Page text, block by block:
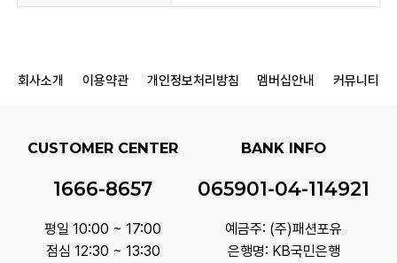
회사소개 이용약관 개인정보처리방침 멤버십안내 커뮤니티
CUSTOMER CENTER
1666-8657
평일 10:00 ~ 17:00
점심 12:30 ~ 13:30
BANK INFO
065901-04-114921
예금주: (주)패션포유
은행명: KB국민은행